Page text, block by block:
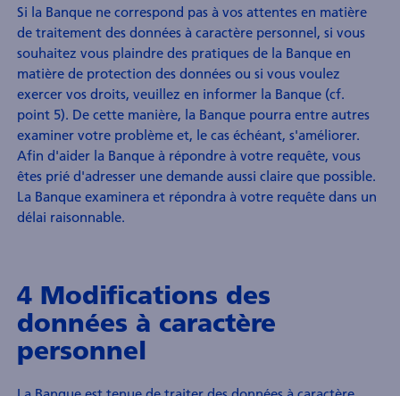
Si la Banque ne correspond pas à vos attentes en matière
de traitement des données à caractère personnel, si vous
souhaitez vous plaindre des pratiques de la Banque en
matière de protection des données ou si vous voulez
exercer vos droits, veuillez en informer la Banque (cf.
point 5). De cette manière, la Banque pourra entre autres
examiner votre problème et, le cas échéant, s'améliorer.
Afin d'aider la Banque à répondre à votre requête, vous
êtes prié d'adresser une demande aussi claire que possible.
La Banque examinera et répondra à votre requête dans un
délai raisonnable.
4 Modifications des
données à caractère
personnel